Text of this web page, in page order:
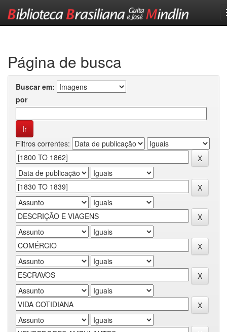
Página de busca
Buscar em:
por
Filtros correntes: